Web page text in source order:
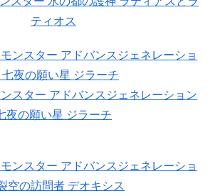
ティオス
スター アドバンスジェネレーション
夜の願い星 ジラーチ